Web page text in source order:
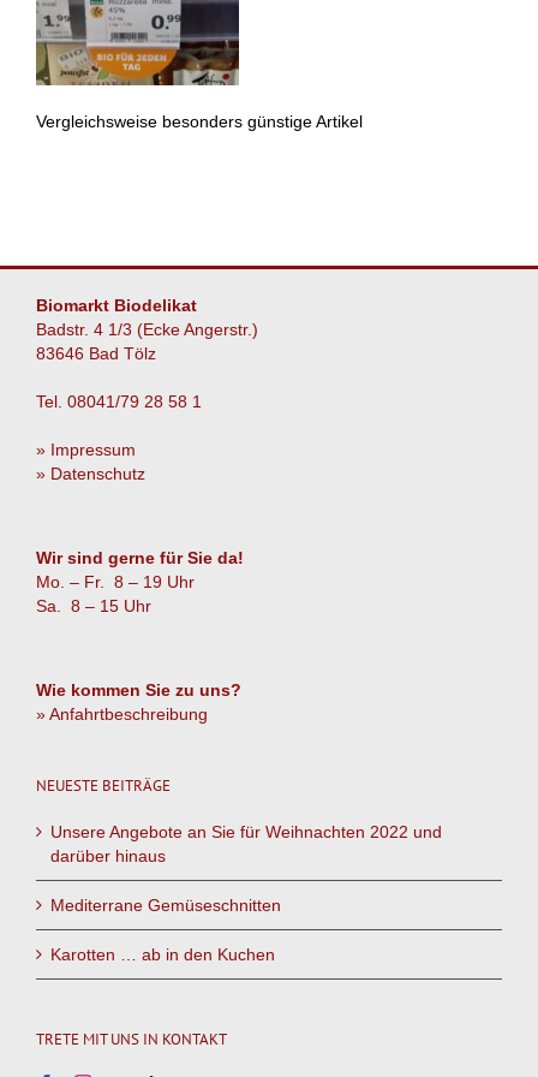
Vergleichsweise besonders günstige Artikel
Biomarkt Biodelikat
Badstr. 4 1/3 (Ecke Angerstr.)
83646 Bad Tölz
Tel. 08041/79 28 58 1
» Impressum
» Datenschutz
Wir sind gerne für Sie da!
Mo. – Fr. 8 – 19 Uhr
Sa. 8 – 15 Uhr
Wie kommen Sie zu uns?
» Anfahrtbeschreibung
NEUESTE BEITRÄGE
Unsere Angebote an Sie für Weihnachten 2022 und
darüber hinaus
Mediterrane Gemüseschnitten
Karotten … ab in den Kuchen
TRETE MIT UNS IN KONTAKT